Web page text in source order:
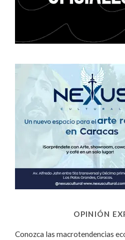
OPINIÓN
Conozca las macrotendencias